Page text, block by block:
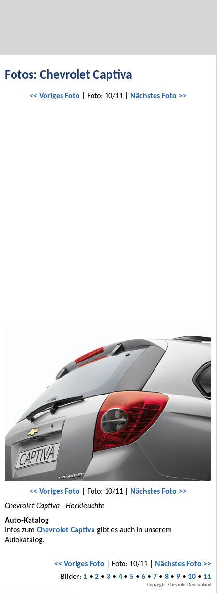
Fotos: Chevrolet Captiva
<< Voriges Foto | Foto: 10/11 | Nächstes Foto >>
<< Voriges Foto | Foto: 10/11 | Nächstes Foto >>
Chevrolet Captiva - Heckleuchte
Auto-Katalog
Infos zum Chevrolet Captiva gibt es auch in unserem
Autokatalog.
<< Voriges Foto | Foto: 10/11 | Nächstes Foto >>
Bilder: 1• 2• 3• 4• 5• 6• 7• 8• 9• 10• 11
Copyright: Chevrolet Deutschland